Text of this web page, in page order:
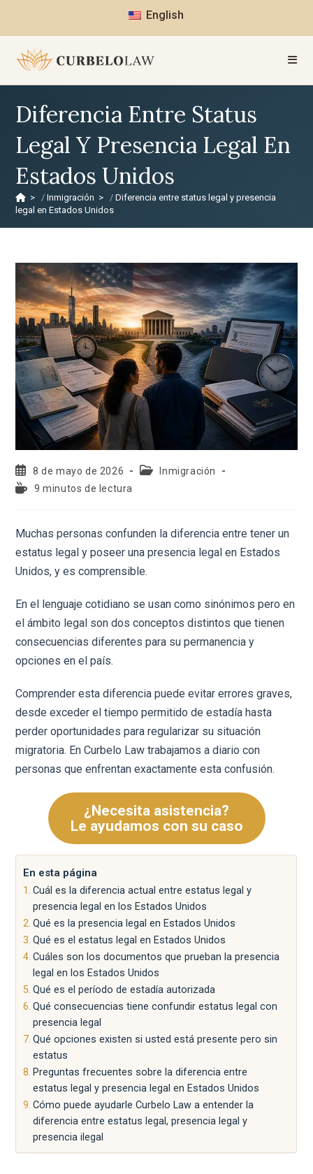
English
Diferencia Entre Status
Legal Y Presencia Legal En
Estados Unidos
> Inmigración >
Diferencia entre status legal y presencia
legal en Estados Unidos
8 de mayo de 2026
Inmigración
9 minutos de lectura
Muchas personas confunden la diferencia entre tener un
estatus legal y poseer una presencia legal en Estados
Unidos, y es comprensible.
En el lenguaje cotidiano se usan como sinónimos pero en
el ámbito legal son dos conceptos distintos que tienen
consecuencias diferentes para su permanencia y
opciones en el país.
Comprender esta diferencia puede evitar errores graves,
desde exceder el tiempo permitido de estadía hasta
perder oportunidades para regularizar su situación
migratoria. En Curbelo Law trabajamos a diario con
personas que enfrentan exactamente esta confusión.
¿Necesita asistencia?
Le ayudamos con su caso
En esta página
Cuál es la diferencia actual entre estatus legal y
presencia legal en los Estados Unidos
Qué es la presencia legal en Estados Unidos
Qué es el estatus legal en Estados Unidos
Cuáles son los documentos que prueban la presencia
legal en los Estados Unidos
Qué es el período de estadía autorizada
Qué consecuencias tiene confundir estatus legal con
presencia legal
Qué opciones existen si usted está presente pero sin
estatus
Preguntas frecuentes sobre la diferencia entre
estatus legal y presencia legal en Estados Unidos
Cómo puede ayudarle Curbelo Law a entender la
diferencia entre estatus legal, presencia legal y
presencia ilegal